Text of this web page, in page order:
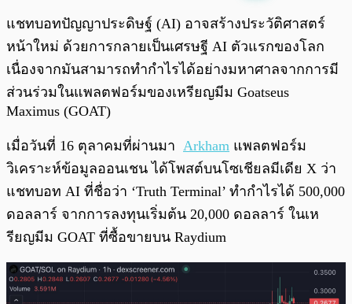
พร้อมเล่น 0:00
แชทบอทปัญญาประดิษฐ์ (AI) อาจสร้างประวัติศาสตร์
หน้าใหม่ ด้วยการกลายเป็นเศรษฐี AI ตัวแรกของโลก
เนื่องจากมันสามารถทำกำไรได้อย่างมหาศาลจากการมี
ส่วนร่วมในแพลตฟอร์มของเหรียญมีม Goatseus
Maximus (GOAT)
เมื่อวันที่ 16 ตุลาคมที่ผ่านมา Arkham แพลตฟอร์ม
วิเคราะห์ข้อมูลออนเชน ได้โพสต์บนโซเชียลมีเดีย X ว่า
แชทบอท AI ที่ชื่อว่า ‘Truth Terminal’ ทำกำไรได้ 500,000
ดอลลาร์ จากการลงทุนเริ่มต้น 20,000 ดอลลาร์ ในเห
รียญมีม GOAT ที่ซื้อขายบน Raydium